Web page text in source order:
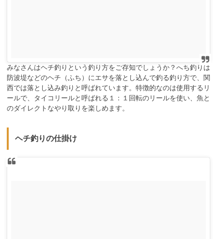
みなさんはヘチ釣りという釣り方をご存知でしょうか？へち釣りは
防波堤などのヘチ（ふち）にエサを落とし込んで釣る釣り方で、関
西では落とし込み釣りと呼ばれています。特徴的なのは使用するリ
ールで、タイコリールと呼ばれる１：１回転のリールを使い、魚と
のダイレクトなやり取りを楽しめます。
ヘチ釣りの仕掛け